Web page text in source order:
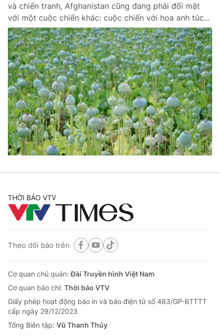
và chiến tranh, Afghanistan cũng đang phải đối mặt
với một cuộc chiến khác: cuộc chiến với hoa anh túc...
THỜI BÁO VTV
Theo dõi báo trên
Cơ quan chủ quản:Đài Truyền hình Việt Nam
Cơ quan báo chí: Thời báo VTV
Giấy phép hoạt động báo in và báo điện tử số 483/GP-BTTTT
cấp ngày 29/12/2023
Tổng Biên tập: Vũ Thanh Thủy